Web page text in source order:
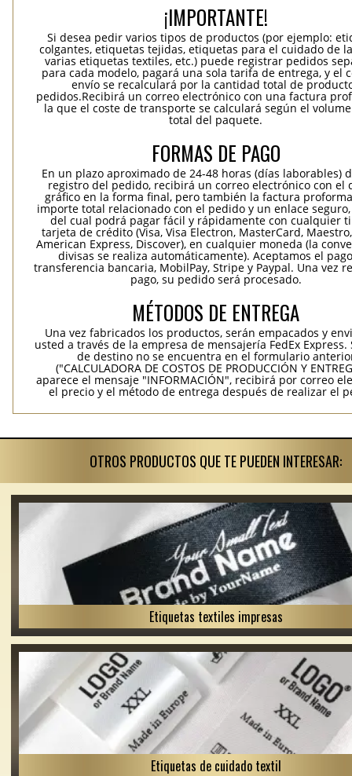
¡IMPORTANTE!
Si desea pedir varios tipos de productos (por ejemplo:
colgantes, etiquetas tejidas, etiquetas para el cuidado de
varias etiquetas textiles, etc.) puede registrar pedidos
para cada modelo, pagará una sola tarifa de entrega, y el
envío se recalculará por la cantidad total de
pedidos.Recibirá un correo electrónico con una factura
la que el coste de transporte se calculará según el
total del paquete.
FORMAS DE PAGO
En un plazo aproximado de 24-48 horas (días laborables)
registro del pedido, recibirá un correo electrónico con el
gráfico en la forma final, pero también la factura
importe total relacionado con el pedido y un enlace
del cual podrá pagar fácil y rápidamente con cualquier
tarjeta de crédito (Visa, Visa Electron, MasterCard,
American Express, Discover), en cualquier moneda (la
divisas se realiza automáticamente). Aceptamos el
transferencia bancaria, MobilPay, Stripe y Paypal. Una vez
pago, su pedido será procesado.
MÉTODOS DE ENTREGA
Una vez fabricados los productos, serán empacados y
usted a través de la empresa de mensajería FedEx Express.
de destino no se encuentra en el formulario
("CALCULADORA DE COSTOS DE PRODUCCIÓN Y
aparece el mensaje "INFORMACIÓN", recibirá por correo
el precio y el método de entrega después de realizar el
OTROS PRODUCTOS QUE TE PUEDEN INTERESAR:
Etiquetas textiles impresas
Etiquetas de cuidado textil